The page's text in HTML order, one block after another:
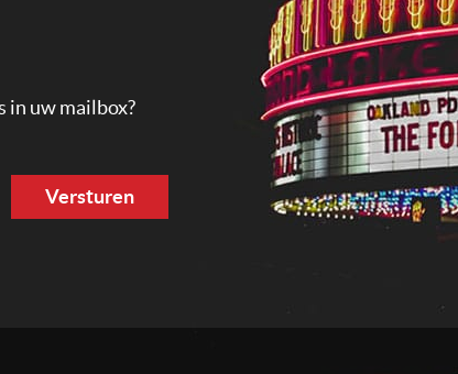
in uw mailbox?